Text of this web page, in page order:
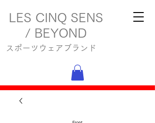
LES CINQ SENS
/ BEYOND
スポーツウェアブランド